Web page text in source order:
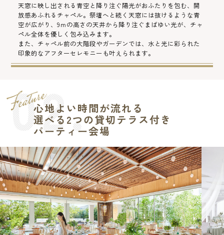
天窓に映し出される青空と降り注ぐ陽光がおふたりを包む、開
放感あふれるチャペル。祭壇へと続く天窓には抜けるような青
空が広がり、9ｍの高さの天井から降り注ぐまばゆい光が、チャ
ペル全体を優しく包み込みます。
また、チャペル前の大階段やガーデンでは、水と光に彩られた
印象的なアフターセレモニーも叶えられます。
心地よい時間が流れる
選べる2つの貸切テラス付き
パーティー会場